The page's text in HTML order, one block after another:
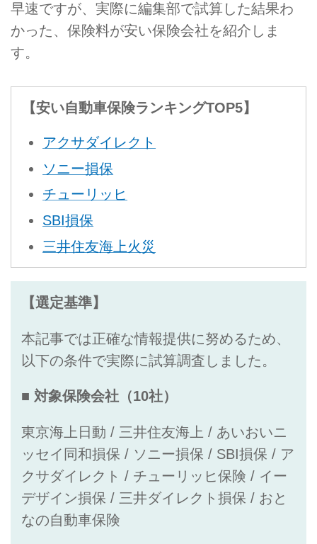
早速ですが、実際に編集部で試算した結果わ
かった、保険料が安い保険会社を紹介しま
す。
【安い自動車保険ランキングTOP5】
アクサダイレクト
ソニー損保
チューリッヒ
SBI損保
三井住友海上火災
【選定基準】
本記事では正確な情報提供に努めるため、
以下の条件で実際に試算調査しました。
■ 対象保険会社（10社）
東京海上日動 / 三井住友海上 / あいおいニ
ッセイ同和損保 / ソニー損保 / SBI損保 / ア
クサダイレクト / チューリッヒ保険 / イー
デザイン損保 / 三井ダイレクト損保 / おと
なの自動車保険